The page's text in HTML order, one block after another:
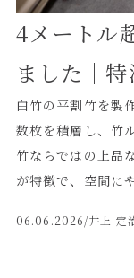
これまでにないデ
うに決まった方法
そのような時に大
固定すれば安定す
か」 「この形状な
日常的に考えてい
役立っているので
ないものづくり 竹
4メートル
ました｜
白竹の平割竹を製
数枚を積層し、竹
竹ならではの上品
が特徴で、空間に
なります。 しかし
06.06.2026/井上 定